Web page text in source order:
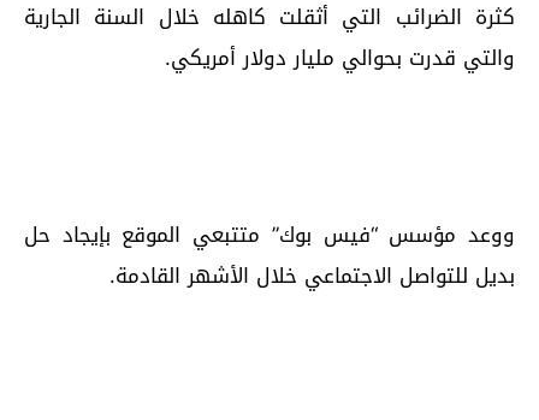
كثرة الضرائب التي أثقلت كاهله خلال السنة الجارية
والتي قدرت بحوالي مليار دولار أمريكي.
ووعد مؤسس “فيس بوك” متتبعي الموقع بإيجاد حل
بديل للتواصل الاجتماعي خلال الأشهر القادمة.